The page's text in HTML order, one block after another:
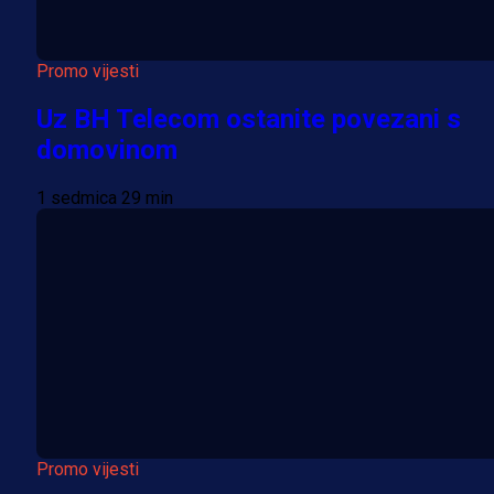
Promo vijesti
Uz BH Telecom ostanite povezani s
domovinom
1 sedmica 29 min
Promo vijesti